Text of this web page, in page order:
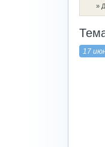
»
17